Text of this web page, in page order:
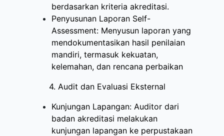
berdasarkan kriteria akreditasi.
Penyusunan Laporan Self-
Assessment: Menyusun laporan yang
mendokumentasikan hasil penilaian
mandiri, termasuk kekuatan,
kelemahan, dan rencana perbaikan
4. Audit dan Evaluasi Eksternal
Kunjungan Lapangan: Auditor dari
badan akreditasi melakukan
kunjungan lapangan ke perpustakaan